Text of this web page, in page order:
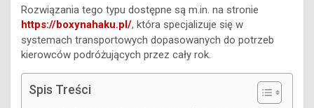
Rozwiązania tego typu dostępne są m.in. na stronie
https://boxynahaku.pl/, która specjalizuje się w
systemach transportowych dopasowanych do potrzeb
kierowców podróżujących przez cały rok.
Spis Treści